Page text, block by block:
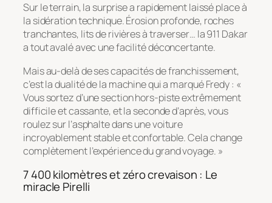
Sur le terrain, la surprise a rapidement laissé place à
la sidération technique. Érosion profonde, roches
tranchantes, lits de rivières à traverser… la 911 Dakar
a tout avalé avec une facilité déconcertante.
Mais au-delà de ses capacités de franchissement,
c’est la dualité de la machine qui a marqué Fredy : «
Vous sortez d’une section hors-piste extrêmement
difficile et cassante, et la seconde d’après, vous
roulez sur l’asphalte dans une voiture
incroyablement stable et confortable. Cela change
complètement l’expérience du grand voyage. »
7 400 kilomètres et zéro crevaison : Le
miracle Pirelli